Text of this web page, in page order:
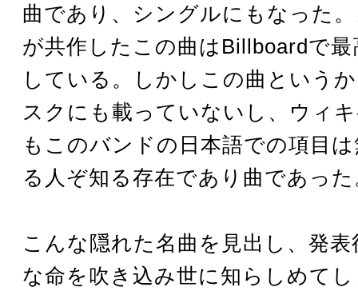
曲であり、シングルにもなった
が共作したこの曲はBillboardで最
している。しかしこの曲という
スクにも載っていないし、ウィ
もこのバンドの日本語での項目
る人ぞ知る存在であり曲であった
こんな隠れた名曲を見出し、発
な命を吹き込み世に知らしめて